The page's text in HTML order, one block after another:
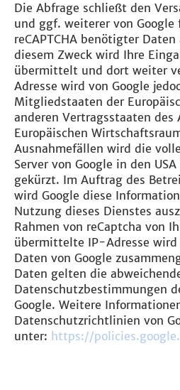
Die Abfrage schließt den
und ggf. weiterer von Google
reCAPTCHA benötigter
diesem Zweck wird Ihre
übermittelt und dort weiter
Adresse wird von Google
Mitgliedstaaten der
anderen Vertragsstaaten des
Europäischen
Ausnahmefällen wird die
Server von Google in den
gekürzt. Im Auftrag des
wird Google diese
Nutzung dieses Dienstes
Rahmen von reCaptcha von
übermittelte IP-Adresse
Daten von Google
Daten gelten die
Datenschutzbestimmungen
Google. Weitere
Datenschutzrichtlinien von
unter: https://